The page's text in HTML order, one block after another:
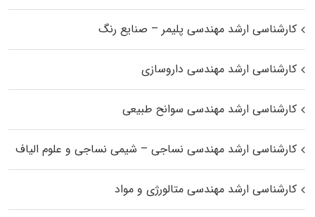
کارشناسی ارشد مهندسی پلیمر – صنایع رنگ
کارشناسی ارشد مهندسی داروسازی
کارشناسی ارشد مهندسی سوانح طبیعی
کارشناسی ارشد مهندسی نساجی – شیمی نساجی و علوم الیاف
کارشناسی ارشد مهندسی متالورژی و مواد